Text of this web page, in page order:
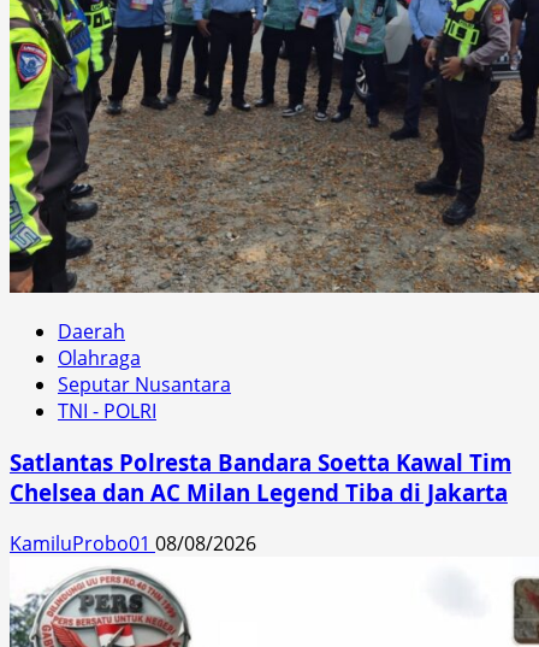
Daerah
Olahraga
Seputar Nusantara
TNI - POLRI
Satlantas Polresta Bandara Soetta Kawal Tim
Chelsea dan AC Milan Legend Tiba di Jakarta
KamiluProbo01 08/08/2026